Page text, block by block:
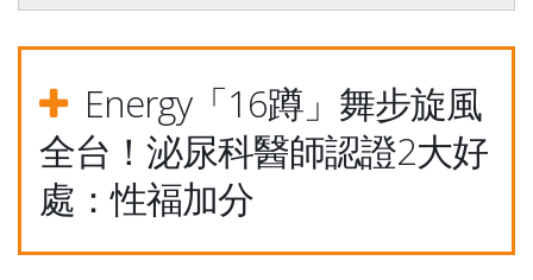
Energy「16蹲」舞步旋風
全台！泌尿科醫師認證2大好
處：性福加分